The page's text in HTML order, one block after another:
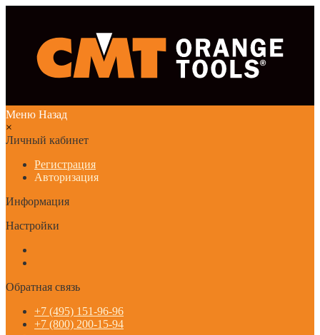
Меню Назад
×
Личный кабинет
Регистрация
Авторизация
Информация
Настройки
Обратная связь
+7 (495) 151-96-96
+7 (800) 200-15-94